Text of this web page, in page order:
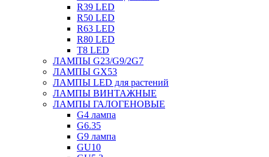
R39 LED
R50 LED
R63 LED
R80 LED
T8 LED
ЛАМПЫ G23/G9/2G7
ЛАМПЫ GX53
ЛАМПЫ LED для растений
ЛАМПЫ ВИНТАЖНЫЕ
ЛАМПЫ ГАЛОГЕНОВЫЕ
G4 лампа
G6.35
G9 лампа
GU10